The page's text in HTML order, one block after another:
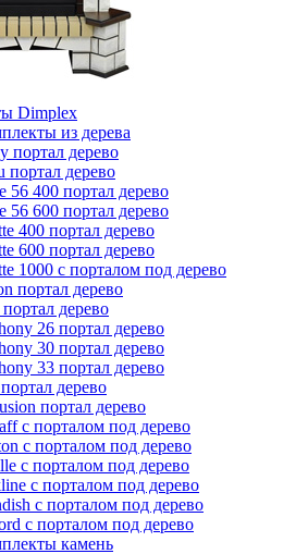
Dimplex
из дерева
портал дерево
портал дерево
56 400 портал дерево
56 600 портал дерево
400 портал дерево
600 портал дерево
1000 с порталом под дерево
портал дерево
дерево
26 портал дерево
30 портал дерево
33 портал дерево
дерево
портал дерево
с порталом под дерево
с порталом под дерево
с порталом под дерево
с порталом под дерево
с порталом под дерево
с порталом под дерево
камень